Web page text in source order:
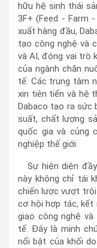
hữu hệ sinh thái
3F+ (Feed - Farm
xuất hàng đầu,
tạo công nghệ và
và AI, đóng vai trò
của ngành chăn
tế. Các trung tâm
xin tiên tiến và hệ
Dabaco tạo ra sức
suất, chất lượng
quốc gia và củng
nghiệp thế giới.
Sự hiện diện
này không chỉ tái
chiến lược vượt
cơ hội hợp tác, kết
giao công nghệ
tế. Đây là minh
nổi bật của khối